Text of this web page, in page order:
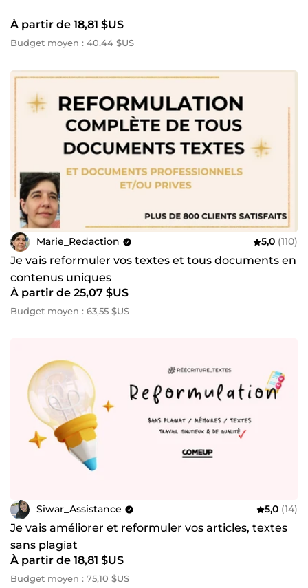
À partir de 18,81 $US
Budget moyen : 40,44 $US
Marie_Redaction 5,0 (110)
Je vais reformuler vos textes et tous documents en
contenus uniques
À partir de 25,07 $US
Budget moyen : 63,55 $US
Siwar_Assistance 5,0 (14)
Je vais améliorer et reformuler vos articles, textes
sans plagiat
À partir de 18,81 $US
Budget moyen : 75,10 $US